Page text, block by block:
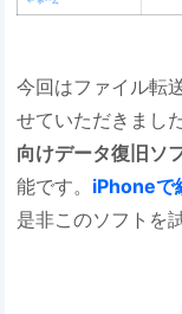
今回はファイル転
せていただきまし
向けデータ復旧ソ
能です。 iPhoneで
是非このソフトを